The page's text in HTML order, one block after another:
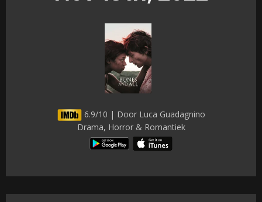
6.9/10 | Door Luca Guadagnino
Drama, Horror & Romantiek